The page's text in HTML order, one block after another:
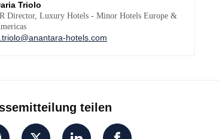
Triolo
Director, Luxury Hotels - Minor Hotels Europe &
hotels.com
teilen